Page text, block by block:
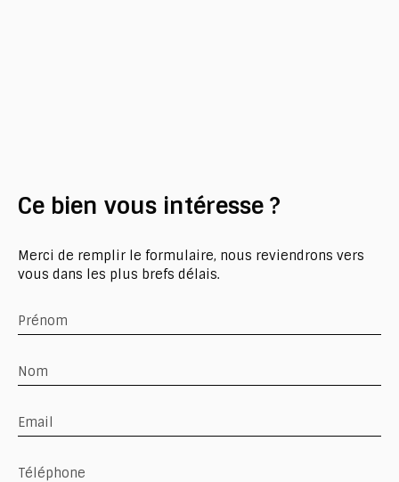
Ce bien vous intéresse ?
Merci de remplir le formulaire, nous reviendrons vers
vous dans les plus brefs délais.
Prénom
Nom
Email
Téléphone